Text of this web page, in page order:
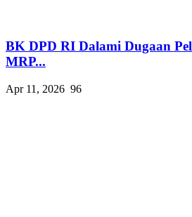
BK DPD RI Dalami Dugaan
MRP...
Apr 11, 2026 96